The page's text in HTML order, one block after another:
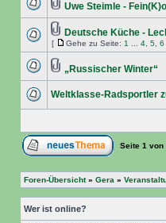
Uwe Steimle -
Deutsche Küche -
[ Gehe zu Seite: 1 4 5 6
„Russischer Winter“
Weltklasse-Radsportler
Seite 1 von
Foren-Übersicht» Gera »
Wer ist online?